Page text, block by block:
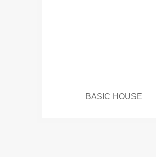
BASIC HOUSE